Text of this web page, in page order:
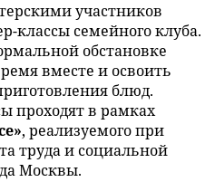
участников
классы семейного клуба.
обстановке
вместе и освоить
блюд.
проходят в рамках
, реализуемого при
труда и социальной
Москвы.